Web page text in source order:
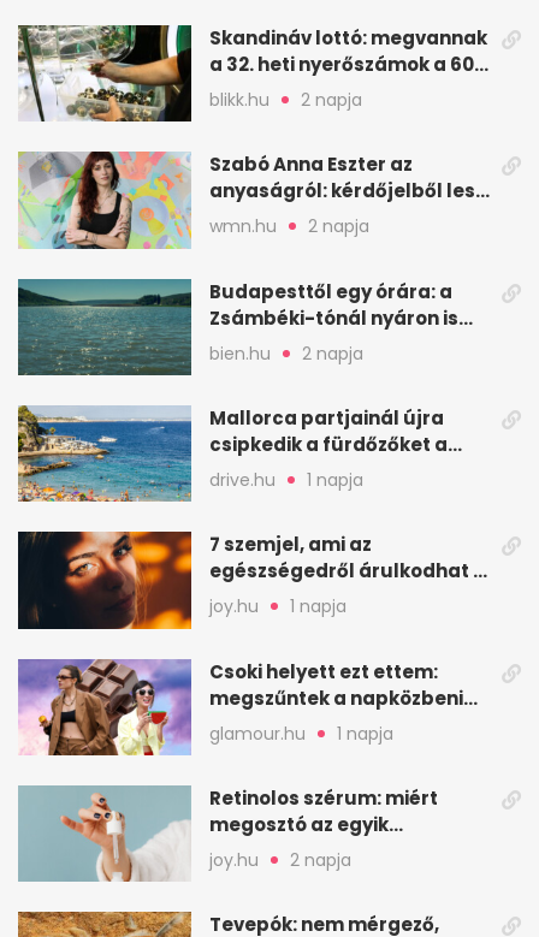
Skandináv lottó: megvannak
a 32. heti nyerőszámok a 600
milliós játékhoz
blikk.hu 2 napja
Szabó Anna Eszter az
anyaságról: kérdőjelből lesz
valaha felkiáltójel?
wmn.hu 2 napja
Budapesttől egy órára: a
Zsámbéki-tónál nyáron is
van hely
bien.hu 2 napja
Mallorca partjainál újra
csipkedik a fürdőzőket a
halak a sekély vízben
drive.hu 1 napja
7 szemjel, ami az
egészségedről árulkodhat –
erre figyelj oda
joy.hu 1 napja
Csoki helyett ezt ettem:
megszűntek a napközbeni
nassolási rohamok
glamour.hu 1 napja
Retinolos szérum: miért
megosztó az egyik
leghatásosabb
öregedésgátló?
joy.hu 2 napja
Tevepók: nem mérgező,